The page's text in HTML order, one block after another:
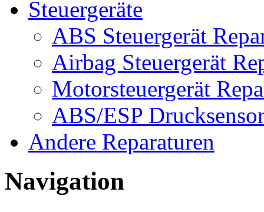
Steuergeräte
ABS Steuergerät
Airbag Steuergerät
Motorsteuergerät
ABS/ESP
Andere Reparaturen
Navigation